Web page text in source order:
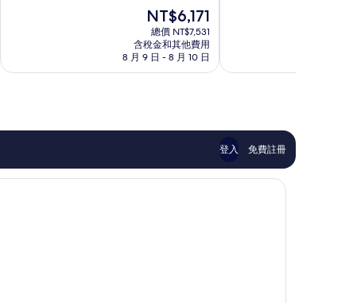
棒
評
現
在
價
格
為
NT$6,171
總價 NT$7,531
含稅金和其他費用
8 月 9 日 - 8 月 10 日
棒
評
論
登入 免費註冊